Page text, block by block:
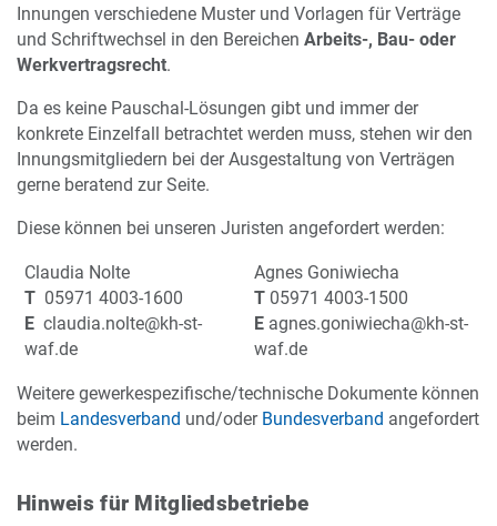
Innungen verschiedene Muster und Vorlagen für Verträge
und Schriftwechsel in den Bereichen Arbeits-, Bau- oder
Werkvertragsrecht.
Da es keine Pauschal-Lösungen gibt und immer der
konkrete Einzelfall betrachtet werden muss, stehen wir den
Innungsmitgliedern bei der Ausgestaltung von Verträgen
gerne beratend zur Seite.
Diese können bei unseren Juristen angefordert werden:
Claudia Nolte
T 05971 4003-1600
E claudia.nolte@kh-st-
waf.de
Agnes Goniwiecha
T 05971 4003-1500
E agnes.goniwiecha@kh-st-
waf.de
Weitere gewerkespezifische/technische Dokumente können
beim Landesverband und/oder Bundesverband angefordert
werden.
Hinweis für Mitgliedsbetriebe